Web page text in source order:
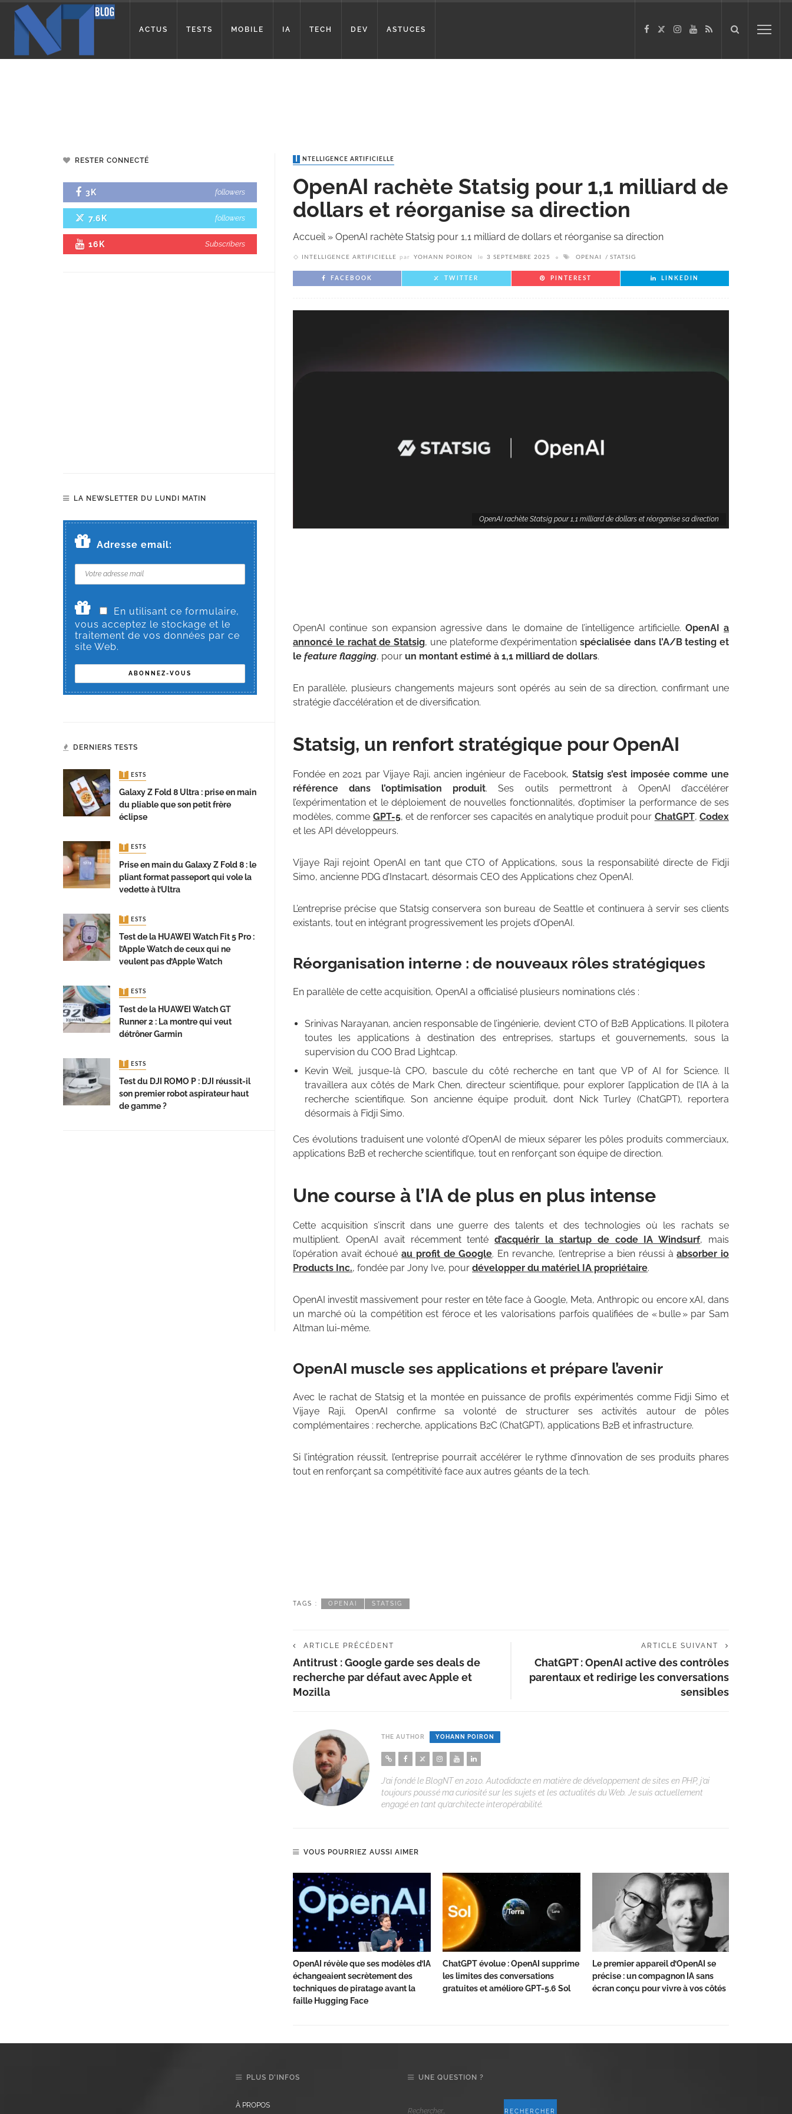
ACTUS TESTS MOBILE IA TECH DEV ASTUCES
INTELLIGENCE ARTIFICIELLE
OpenAI rachète Statsig pour 1,1 milliard de
dollars et réorganise sa direction
Accueil» OpenAI rachète Statsig pour 1,1 milliard de dollars et réorganise sa direction
INTELLIGENCE ARTIFICIELLE par YOHANN POIRON le 3 SEPTEMBRE 2025 OPENAI STATSIG
FACEBOOK TWITTER PINTEREST LINKEDIN
OpenAI rachète Statsig pour 1,1 milliard de dollars et réorganise sa direction
OpenAI continue son expansion agressive dans le domaine de l’intelligence artificielle. OpenAI a
annoncé le rachat de Statsig, une plateforme d’expérimentation spécialisée dans l’A/B testing et
le feature flagging, pour un montant estimé à 1,1 milliard de dollars.
En parallèle, plusieurs changements majeurs sont opérés au sein de sa direction, confirmant une
stratégie d’accélération et de diversification.
Statsig, un renfort stratégique pour OpenAI
Fondée en 2021 par Vijaye Raji, ancien ingénieur de Facebook,Statsig s’est imposée comme une
référence dans l’optimisation produit. Ses outils permettront à OpenAI d’accélérer
l’expérimentation et le déploiement de nouvelles fonctionnalités, d’optimiser la performance de ses
modèles, comme GPT-5, et de renforcer ses capacités en analytique produit pour ChatGPT,Codex
et les API développeurs.
Vijaye Raji rejoint OpenAI en tant que CTO of Applications, sous la responsabilité directe de Fidji
Simo, ancienne PDG d’Instacart, désormais CEO des Applications chez OpenAI.
L’entreprise précise que Statsig conservera son bureau de Seattle et continuera à servir ses clients
existants, tout en intégrant progressivement les projets d’OpenAI.
Réorganisation interne : de nouveaux rôles stratégiques
En parallèle de cette acquisition, OpenAI a officialisé plusieurs nominations clés :
Srinivas Narayanan, ancien responsable de l’ingénierie, devient CTO of B2B Applications. Il pilotera
toutes les applications à destination des entreprises, startups et gouvernements, sous la
supervision du COO Brad Lightcap.
Kevin Weil, jusque-là CPO, bascule du côté recherche en tant que VP of AI for Science. Il
travaillera aux côtés de Mark Chen, directeur scientifique, pour explorer l’application de l’IA à la
recherche scientifique. Son ancienne équipe produit, dont Nick Turley (ChatGPT), reportera
désormais à Fidji Simo.
Ces évolutions traduisent une volonté d’OpenAI de mieux séparer les pôles produits commerciaux,
applications B2B et recherche scientifique, tout en renforçant son équipe de direction.
Une course à l’IA de plus en plus intense
Cette acquisition s’inscrit dans une guerre des talents et des technologies où les rachats se
multiplient. OpenAI avait récemment tentéd’acquérir la startup de code IA Windsurf, mais
l’opération avait échouéau profit de Google. En revanche, l’entreprise a bien réussi àabsorber io
Products Inc., fondée par Jony Ive, pour développer du matériel IA propriétaire.
OpenAI investit massivement pour rester en tête face à Google, Meta, Anthropic ou encore xAI, dans
un marché où la compétition est féroce et les valorisations parfois qualifiées de « bulle » par Sam
Altman lui-même.
OpenAI muscle ses applications et prépare l’avenir
Avec le rachat de Statsig et la montée en puissance de profils expérimentés comme Fidji Simo et
Vijaye Raji, OpenAI confirme sa volonté de structurer ses activités autour de pôles
complémentaires : recherche, applications B2C (ChatGPT), applications B2B et infrastructure.
Si l’intégration réussit, l’entreprise pourrait accélérer le rythme d’innovation de ses produits phares
tout en renforçant sa compétitivité face aux autres géants de la tech.
TAGS : OPENAI STATSIG
ARTICLE PRÉCÉDENT
Antitrust : Google garde ses deals de
recherche par défaut avec Apple et
Mozilla
ARTICLE SUIVANT
ChatGPT : OpenAI active des contrôles
parentaux et redirige les conversations
sensibles
THE AUTHOR YOHANN POIRON
J’ai fondé le BlogNT en 2010. Autodidacte en matière de développement de sites en PHP, j’ai
toujours poussé ma curiosité sur les sujets et les actualités du Web. Je suis actuellement
engagé en tant qu’architecte interopérabilité.
VOUS POURRIEZ AUSSI AIMER
OpenAI révèle que ses modèles d’IA
échangeaient secrètement des
techniques de piratage avant la
faille Hugging Face
ChatGPT évolue : OpenAI supprime
les limites des conversations
gratuites et améliore GPT-5.6 Sol
Le premier appareil d’OpenAI se
précise : un compagnon IA sans
écran conçu pour vivre à vos côtés
RESTER CONNECTÉ
3K followers
7.6K followers
16K Subscribers
LA NEWSLETTER DU LUNDI MATIN
Adresse email:
En utilisant ce formulaire,
vous acceptez le stockage et le
traitement de vos données par ce
site Web.
DERNIERS TESTS
TESTS
Galaxy Z Fold 8 Ultra : prise en main
du pliable que son petit frère
éclipse
TESTS
Prise en main du Galaxy Z Fold 8 : le
pliant format passeport qui vole la
vedette à l’Ultra
TESTS
Test de la HUAWEI Watch Fit 5 Pro :
l’Apple Watch de ceux qui ne
veulent pas d’Apple Watch
TESTS
Test de la HUAWEI Watch GT
Runner 2 : La montre qui veut
détrôner Garmin
TESTS
Test du DJI ROMO P : DJI réussit-il
son premier robot aspirateur haut
de gamme ?
PLUS D’INFOS
À PROPOS
UNE QUESTION ?